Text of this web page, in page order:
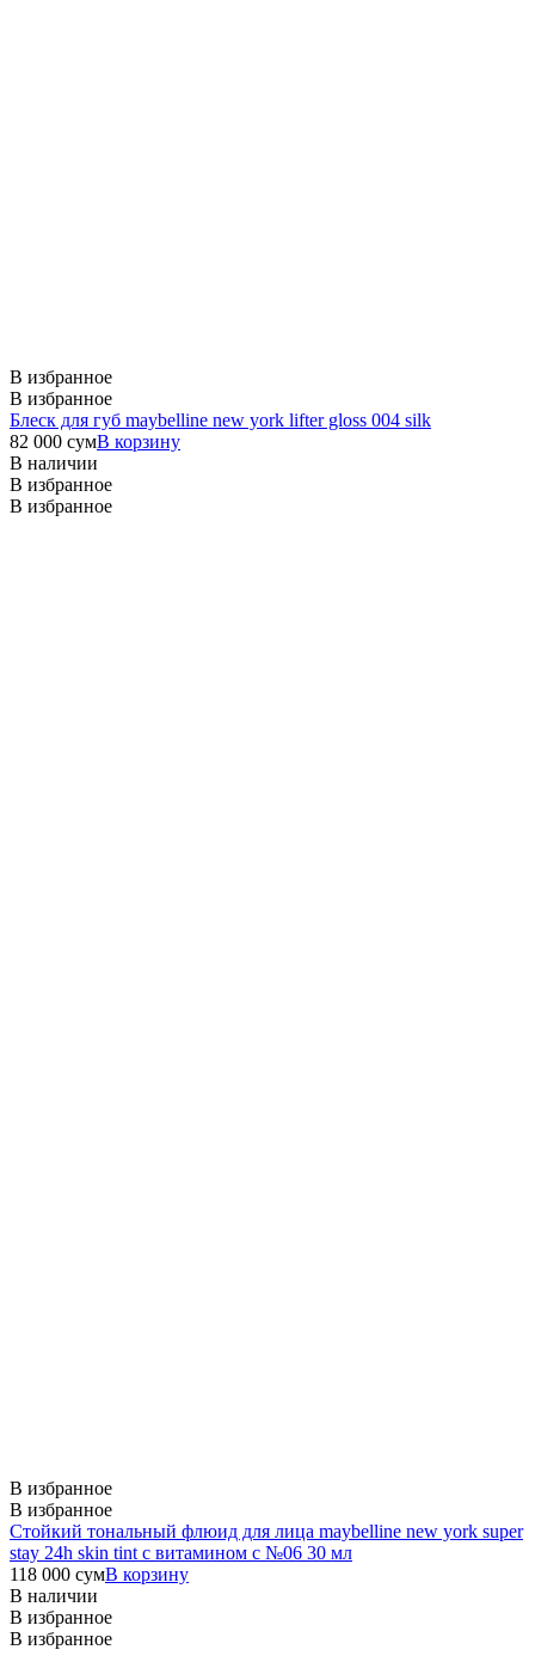
В избранное
В избранное
Блеск для губ maybelline new york lifter gloss 004 silk
82 000 сумВ корзину
В наличии
В избранное
В избранное
В избранное
В избранное
Стойкий тональный флюид для лица maybelline new york super
stay 24h skin tint с витамином с №06 30 мл
118 000 сумВ корзину
В наличии
В избранное
В избранное